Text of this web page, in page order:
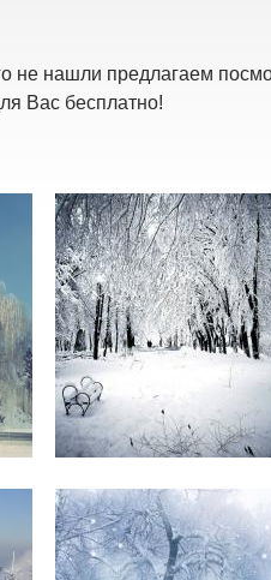
не нашли предлагаем
Вас бесплатно!